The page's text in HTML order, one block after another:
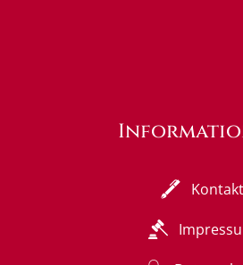
Kontakt